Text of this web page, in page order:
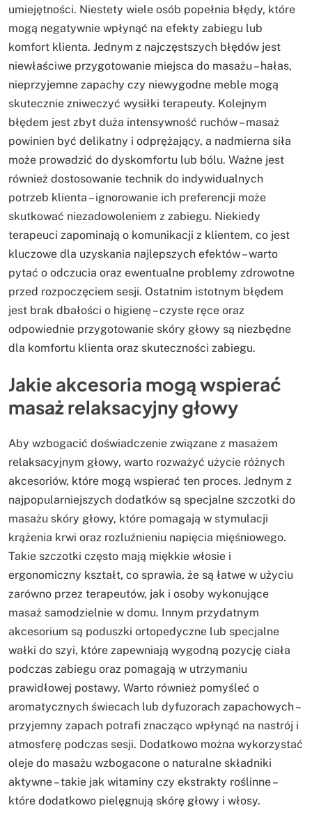
umiejętności. Niestety wiele osób popełnia błędy, które
mogą negatywnie wpłynąć na efekty zabiegu lub
komfort klienta. Jednym z najczęstszych błędów jest
niewłaściwe przygotowanie miejsca do masażu – hałas,
nieprzyjemne zapachy czy niewygodne meble mogą
skutecznie zniweczyć wysiłki terapeuty. Kolejnym
błędem jest zbyt duża intensywność ruchów – masaż
powinien być delikatny i odprężający, a nadmierna siła
może prowadzić do dyskomfortu lub bólu. Ważne jest
również dostosowanie technik do indywidualnych
potrzeb klienta – ignorowanie ich preferencji może
skutkować niezadowoleniem z zabiegu. Niekiedy
terapeuci zapominają o komunikacji z klientem, co jest
kluczowe dla uzyskania najlepszych efektów – warto
pytać o odczucia oraz ewentualne problemy zdrowotne
przed rozpoczęciem sesji. Ostatnim istotnym błędem
jest brak dbałości o higienę – czyste ręce oraz
odpowiednie przygotowanie skóry głowy są niezbędne
dla komfortu klienta oraz skuteczności zabiegu.
Jakie akcesoria mogą wspierać
masaż relaksacyjny głowy
Aby wzbogacić doświadczenie związane z masażem
relaksacyjnym głowy, warto rozważyć użycie różnych
akcesoriów, które mogą wspierać ten proces. Jednym z
najpopularniejszych dodatków są specjalne szczotki do
masażu skóry głowy, które pomagają w stymulacji
krążenia krwi oraz rozluźnieniu napięcia mięśniowego.
Takie szczotki często mają miękkie włosie i
ergonomiczny kształt, co sprawia, że są łatwe w użyciu
zarówno przez terapeutów, jak i osoby wykonujące
masaż samodzielnie w domu. Innym przydatnym
akcesorium są poduszki ortopedyczne lub specjalne
wałki do szyi, które zapewniają wygodną pozycję ciała
podczas zabiegu oraz pomagają w utrzymaniu
prawidłowej postawy. Warto również pomyśleć o
aromatycznych świecach lub dyfuzorach zapachowych –
przyjemny zapach potrafi znacząco wpłynąć na nastrój i
atmosferę podczas sesji. Dodatkowo można wykorzystać
oleje do masażu wzbogacone o naturalne składniki
aktywne – takie jak witaminy czy ekstrakty roślinne –
które dodatkowo pielęgnują skórę głowy i włosy.